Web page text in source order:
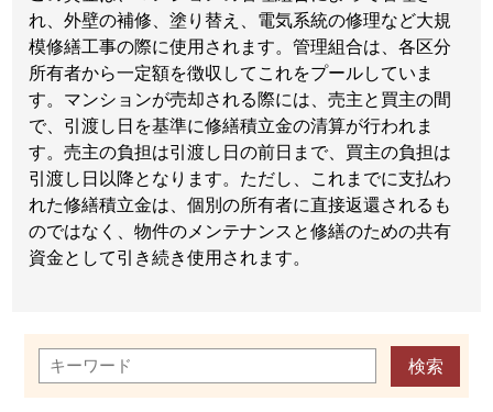
れ、外壁の補修、塗り替え、電気系統の修理など大規
模修繕工事の際に使用されます。管理組合は、各区分
所有者から一定額を徴収してこれをプールしていま
す。マンションが売却される際には、売主と買主の間
で、引渡し日を基準に修繕積立金の清算が行われま
す。売主の負担は引渡し日の前日まで、買主の負担は
引渡し日以降となります。ただし、これまでに支払わ
れた修繕積立金は、個別の所有者に直接返還されるも
のではなく、物件のメンテナンスと修繕のための共有
資金として引き続き使用されます。